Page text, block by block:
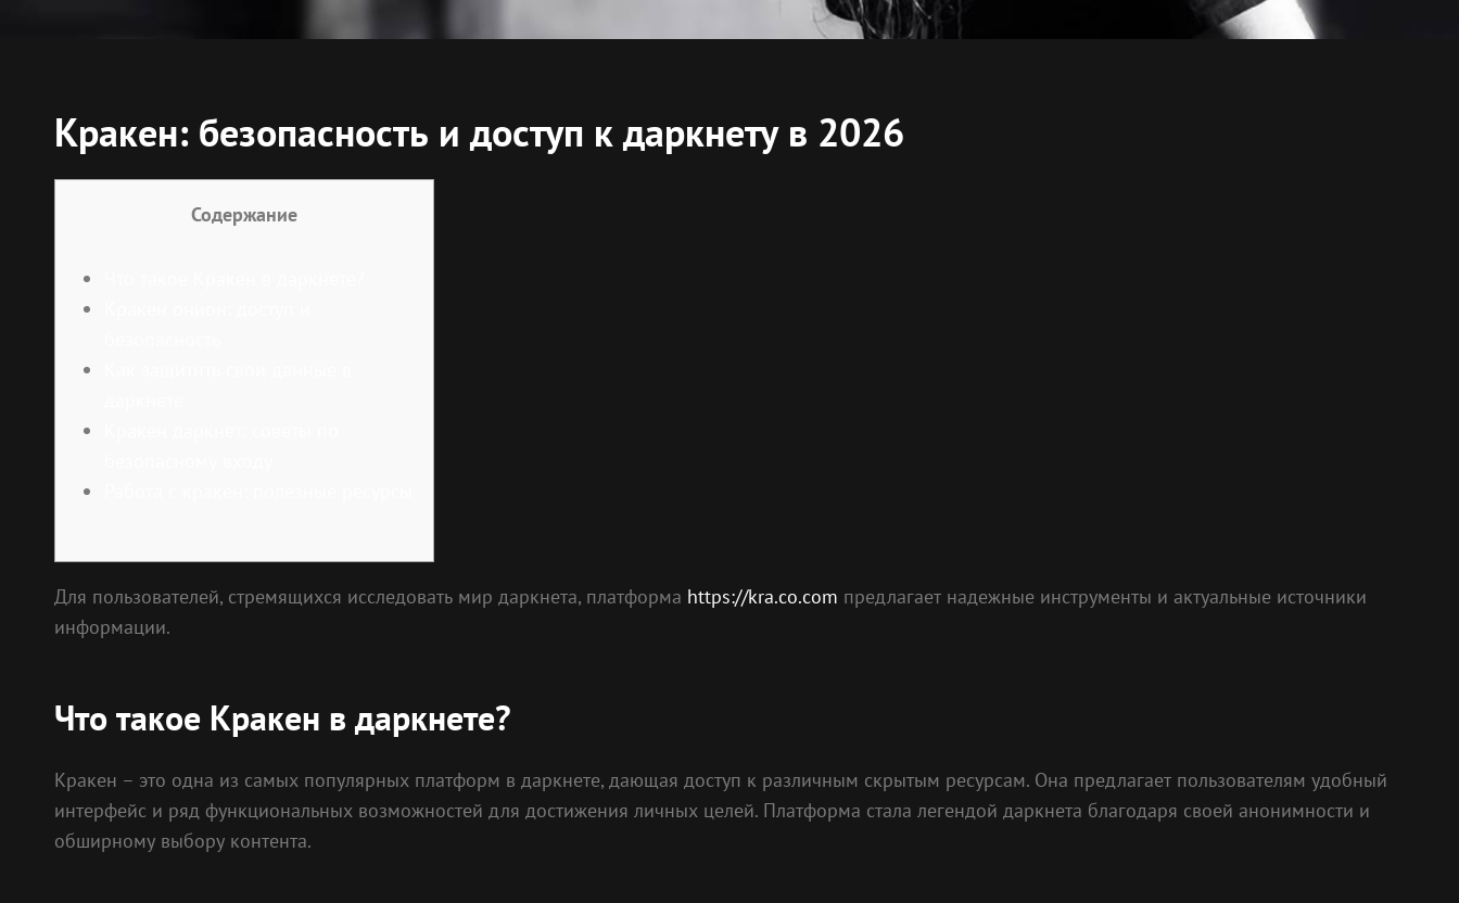
Кракен: безопасность и доступ к даркнету в 2026
Содержание
Для пользователей, стремящихся исследовать мир даркнета, платформа https://kra.co.com предлагает надежные инструменты и актуальные источники
информации.
Что такое Кракен в даркнете?
Кракен – это одна из самых популярных платформ в даркнете, дающая доступ к различным скрытым ресурсам. Она предлагает пользователям удобный
интерфейс и ряд функциональных возможностей для достижения личных целей. Платформа стала легендой даркнета благодаря своей анонимности и
обширному выбору контента.